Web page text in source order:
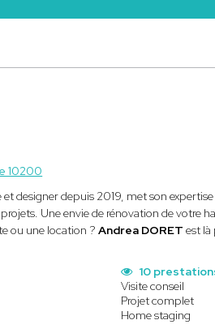
10200
et designer depuis 2019, met son
Une envie de rénovation de votre
ou une location ?Andrea DORETest là
10
Visite conseil
Projet complet
Home staging